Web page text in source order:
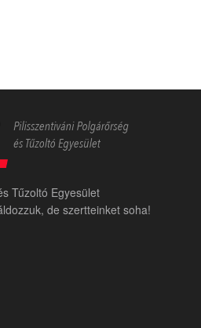
Tűzoltó Egyesület
de szertteinket soha!